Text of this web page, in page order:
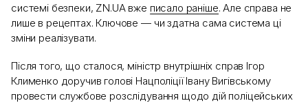
системі безпеки, ZN.UA вже писало раніше. Але справа не
лише в рецептах. Ключове — чи здатна сама система ці
зміни реалізувати.
Після того, що сталося, міністр внутрішніх справ Ігор
Клименко доручив голові Нацполіції Івану Вигівському
провести службове розслідування щодо дій поліцейських